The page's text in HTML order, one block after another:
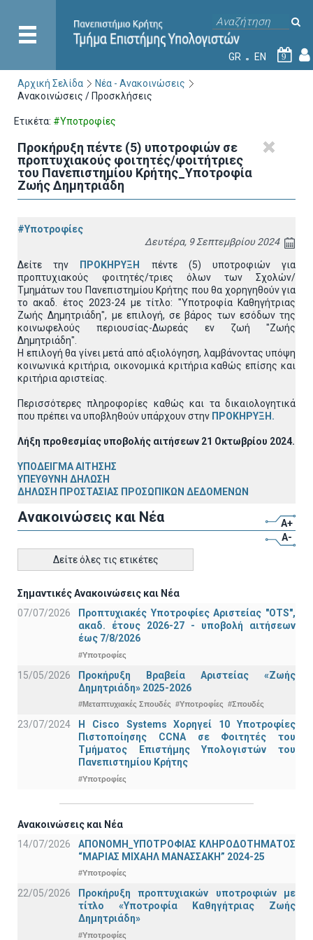
GR EN 9
Αρχική Σελίδα
Νέα - Ανακοινώσεις
Ανακοινώσεις / Προσκλήσεις
Ετικέτα: #Υποτροφίες
Προκήρυξη πέντε (5) υποτροφιών σε
προπτυχιακούς φοιτητές/φοιτήτριες
του Πανεπιστημίου Κρήτης_Υποτροφία
Ζωής Δημητριάδη
#Υποτροφίες
Δευτέρα, 9 Σεπτεμβρίου 2024
Δείτε την ΠΡΟΚΗΡΥΞΗ
πέντε (5) υποτροφιών για
προπτυχιακούς φοιτητές/τριες όλων των Σχολών/
Τμημάτων του Πανεπιστημίου Κρήτης που θα χορηγηθούν για
το ακαδ. έτος 2023-24 με τίτλο: "Υποτροφία Καθηγήτριας
Ζωής Δημητριάδη", με επιλογή, σε βάρος των εσόδων της
κοινωφελούς περιουσίας-Δωρεάς εν ζωή "Ζωής
Δημητριάδη".
Η επιλογή θα γίνει μετά από αξιολόγηση, λαμβάνoντας υπόψη
κοινωνικά κριτήρια, οικονομικά κριτήρια καθώς επίσης και
κριτήρια αριστείας.
Περισσότερες πληροφορίες καθώς και τα δικαιολογητικά
που πρέπει να υποβληθούν υπάρχουν στην ΠΡΟΚΗΡΥΞΗ .
Λήξη προθεσμίας υποβολής αιτήσεων 21 Οκτωβρίου 2024.
ΥΠΟΔΕΙΓΜΑ ΑΙΤΗΣΗΣ
ΥΠΕΥΘΥΝΗ ΔΗΛΩΣΗ
ΔΗΛΩΣΗ ΠΡΟΣΤΑΣΙΑΣ ΠΡΟΣΩΠΙΚΩΝ ΔΕΔΟΜΕΝΩΝ
Ανακοινώσεις και Νέα
A+
A-
Δείτε όλες τις ετικέτες
Σημαντικές Ανακοινώσεις και Νέα
07/07/2026
Προπτυχιακές Υποτροφίες Αριστείας "OTS",
ακαδ. έτους 2026-27 - υποβολή αιτήσεων
έως 7/8/2026
#Υποτροφίες
15/05/2026
Προκήρυξη Βραβεία Αριστείας «Ζωής
Δημητριάδη» 2025-2026
#Μεταπτυχιακές Σπουδές #Υποτροφίες #Σπουδές
23/07/2024
Η Cisco Systems Χορηγεί 10 Υποτροφίες
Πιστοποίησης CCNA σε Φοιτητές του
Τμήματος Επιστήμης Υπολογιστών του
Πανεπιστημίου Κρήτης
#Υποτροφίες
Ανακοινώσεις και Νέα
14/07/2026
ΑΠΟΝΟΜΗ_ΥΠΟΤΡΟΦΙΑΣ ΚΛΗΡΟΔΟΤΗΜΑΤΟΣ
“ΜΑΡΙΑΣ ΜΙΧΑΗΛ ΜΑΝΑΣΣΑΚΗ” 2024-25
#Υποτροφίες
22/05/2026
Προκήρυξη προπτυχιακών υποτροφιών με
τίτλο «Υποτροφία Καθηγήτριας Ζωής
Δημητριάδη»
#Υποτροφίες